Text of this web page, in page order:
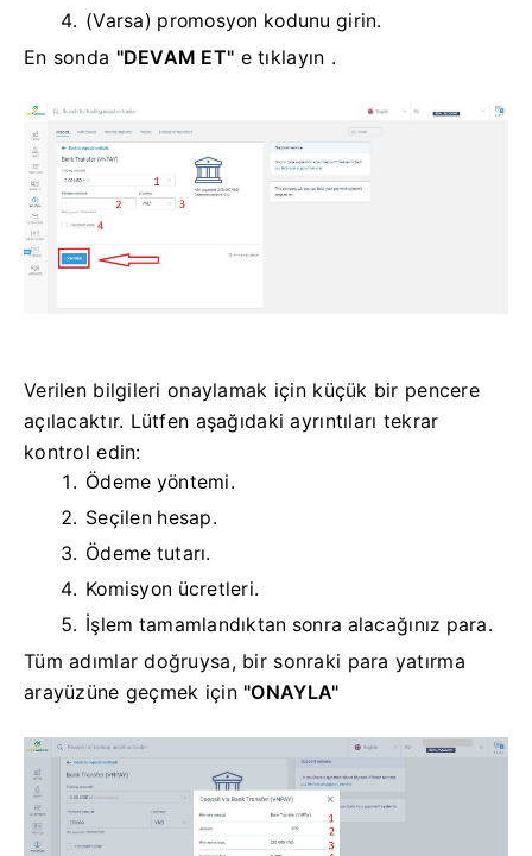
(Varsa) promosyon kodunu girin.
En sonda "DEVAM ET" e tıklayın .
Verilen bilgileri onaylamak için küçük bir pencere
açılacaktır. Lütfen aşağıdaki ayrıntıları tekrar
kontrol edin:
Ödeme yöntemi.
Seçilen hesap.
Ödeme tutarı.
Komisyon ücretleri.
İşlem tamamlandıktan sonra alacağınız para.
Tüm adımlar doğruysa, bir sonraki para yatırma
arayüzüne geçmek için "ONAYLA"